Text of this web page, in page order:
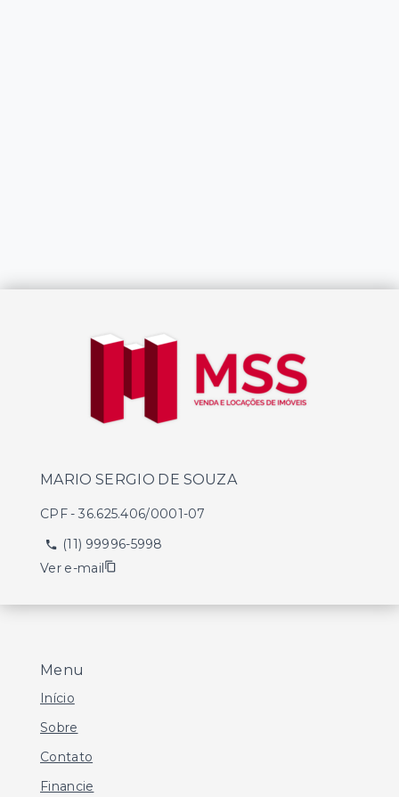
Menu
Início
Sobre
Contato
Financie
MARIO SERGIO DE SOUZA
CPF-36.625.406/0001-07
(11) 99996-5998
Ver e-mail